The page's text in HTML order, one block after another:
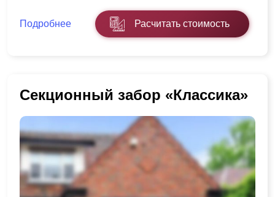
Подробнее Расчитать стоимость
Секционный забор «Классика»